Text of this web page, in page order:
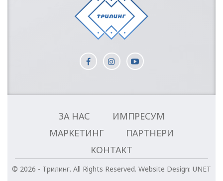
ЗА НАС
ИМПРЕСУМ
МАРКЕТИНГ
ПАРТНЕРИ
КОНТАКТ
© 2026 - Трилинг. All Rights Reserved. Website Design: UNET